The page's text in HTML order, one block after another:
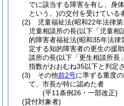
でに該当する障害を有し、身
という。)の交付を受けている
(2)
児童福祉法(昭和22年法律
児童相談所の長(以下「児童相
的障害者福祉法(昭和35年法律
定する知的障害者の更生の援
談所の長(以下「更生相談所長
指数がおおむね35以下と判定
(3)
その他前2号に準ずる重度
て、市長が特に認めた者
(平11条例26・一部改正)
(貸付対象者)